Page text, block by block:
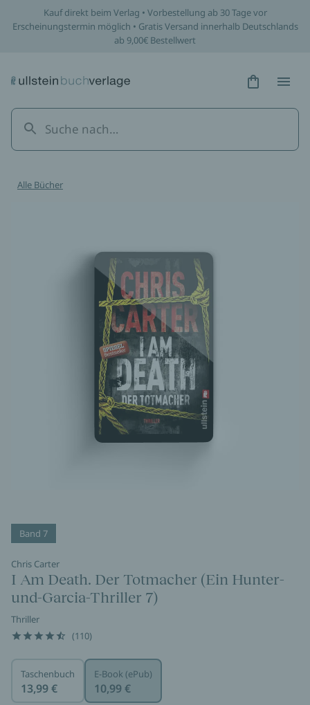
Kauf direkt beim Verlag • Vorbestellung ab 30 Tage vor
Erscheinungstermin möglich • Gratis Versand innerhalb Deutschlands
ab 9,00€ Bestellwert
Hidden
Alle Bücher
Band 7
Chris Carter
I Am Death. Der Totmacher (Ein Hunter-
und-Garcia-Thriller 7)
Thriller
(110)
Taschenbuch
13,99 €
E-Book (ePub)
10,99 €